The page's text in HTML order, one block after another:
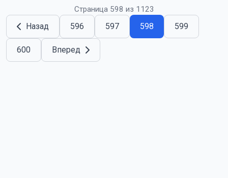
Страница 598 из 1123
Назад 596 597 598 599
600 Вперед